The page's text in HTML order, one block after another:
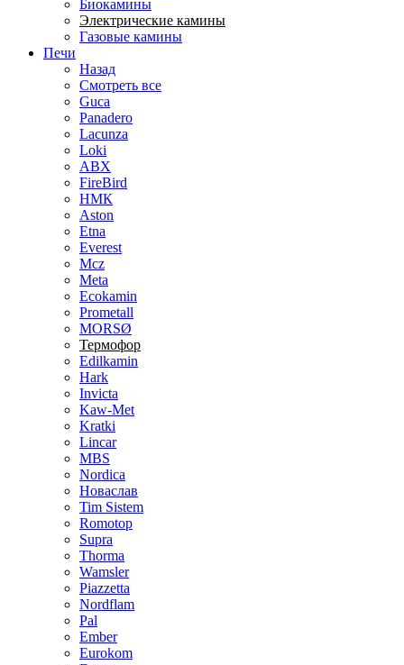
Биокамины
Электрические камины
Газовые камины
Печи
Назад
Смотреть все
Guca
Panadero
Lacunza
Loki
ABX
FireBird
НМК
Aston
Etna
Everest
Mcz
Meta
Ecokamin
Prometall
MORSØ
Термофор
Edilkamin
Hark
Invicta
Kaw-Met
Kratki
Lincar
MBS
Nordica
Новаслав
Tim Sistem
Romotop
Supra
Thorma
Wamsler
Piazzetta
Nordflam
Pal
Ember
Eurokom